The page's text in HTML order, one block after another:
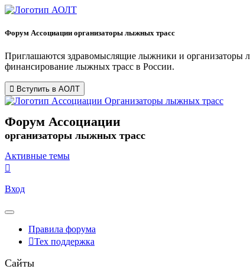
Форум Ассоциации организаторы лыжных трасс
Приглашаются здравомыслящие лыжники и организаторы
финансирование лыжных трасс в России.
Вступить в АОЛТ
Форум Ассоциации
организаторы лыжных трасс
Активные темы
Вход
Правила форума
Тех поддержка
Сайты